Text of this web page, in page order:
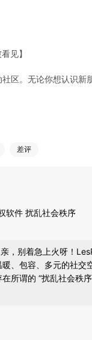
见】
区。无论你想认识新
歌、热舞、聊天陪伴
语音轰趴
、以声传情
迟
粉丝
是卧底等热门小游戏
精彩
差评
软件 扰乱社会秩序
亲，别着急上火呀！
、包容、多元的社
所谓的 “扰乱社会秩
怒哀乐，结交志同道